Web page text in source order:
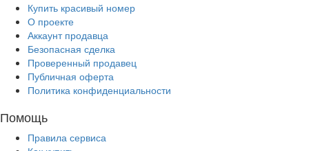
Купить красивый номер
О проекте
Аккаунт продавца
Безопасная сделка
Проверенный продавец
Публичная оферта
Политика конфиденциальности
Помощь
Правила сервиса